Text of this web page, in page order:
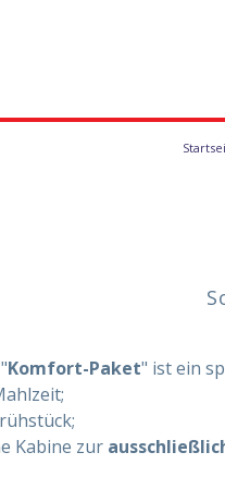
Komfort-Paket" ist ein
Kabine zur